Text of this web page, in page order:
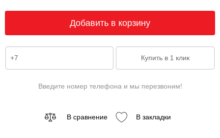
Введите номер телефона и мы перезвоним!
В сравнение В закладки